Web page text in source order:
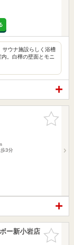
サウナ施設らしく浴槽
。白樺の壁面とモニ
お気に入
りに追加
3分
お気に入
りに追加
ー新小岩店